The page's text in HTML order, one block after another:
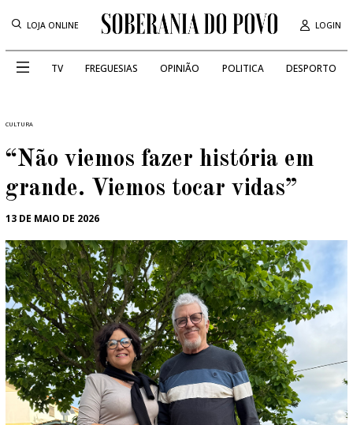
LOJA ONLINE LOGIN
TV FREGUESIAS OPINIÃO POLITICA DESPORTO
CULTURA
“Não viemos fazer história em
grande. Viemos tocar vidas”
13 DE MAIO DE 2026